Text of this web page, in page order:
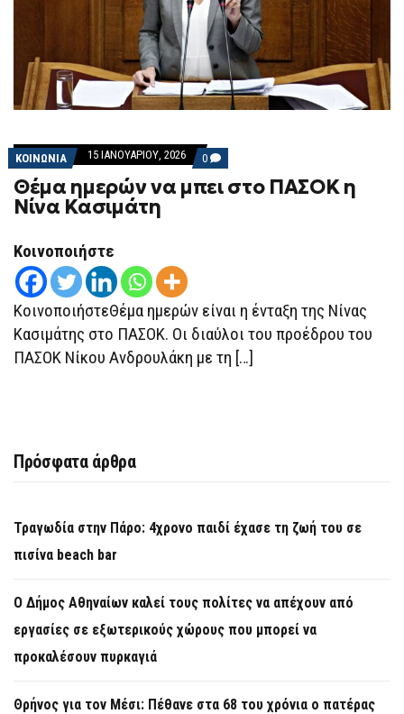
ΚΟΙΝΩΝΙΑ 15 ΙΑΝΟΥΑΡΊΟΥ, 2026 0 COMMENTS
ON
ΘΈΜΑ
ΗΜΕΡΏΝ
Θέμα ημερών να μπει στο ΠΑΣΟΚ η
Νίνα Κασιμάτη
Κοινοποιήστε
ΚοινοποιήστεΘέμα ημερών είναι η ένταξη της Νίνας
Κασιμάτης στο ΠΑΣΟΚ. Οι διαύλοι του προέδρου του
ΠΑΣΟΚ Νίκου Ανδρουλάκη με τη […]
Πρόσφατα άρθρα
Τραγωδία στην Πάρο: 4χρονο παιδί έχασε τη ζωή του σε
πισίνα beach bar
Ο Δήμος Αθηναίων καλεί τους πολίτες να απέχουν από
εργασίες σε εξωτερικούς χώρους που μπορεί να
προκαλέσουν πυρκαγιά
Θρήνος για τον Μέσι: Πέθανε στα 68 του χρόνια ο πατέρας